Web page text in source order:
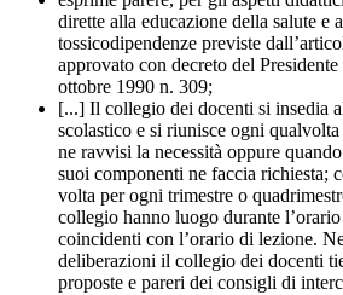
dirette alla educazione della salute e
tossicodipendenze previste
approvato con decreto del
ottobre 1990 n. 309;
[...] Il collegio dei docenti si insedia
scolastico e si riunisce ogni
ne ravvisi la necessità oppure
suoi componenti ne faccia richiesta;
volta per ogni trimestre o
collegio hanno luogo durante
coincidenti con l’orario di lezione.
deliberazioni il collegio dei docenti
proposte e pareri dei consigli di